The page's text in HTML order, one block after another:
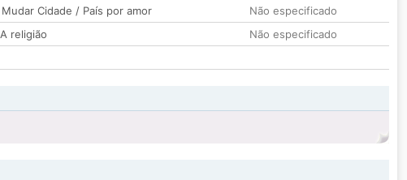
Mudar Cidade / País por amor
Não especificado
A religião
Não especificado